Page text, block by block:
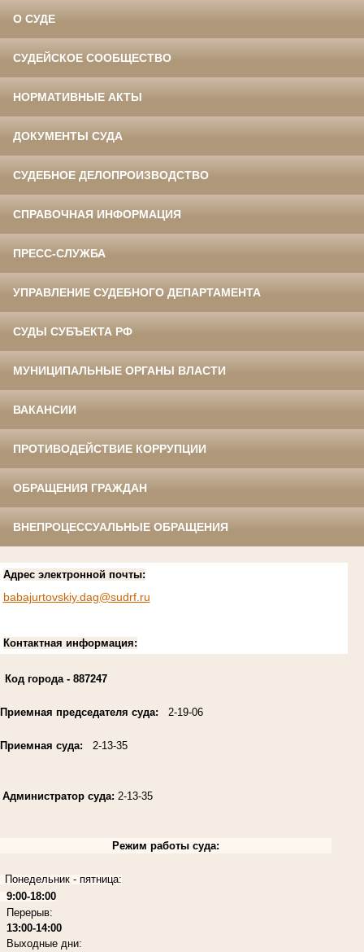
О СУДЕ
СУДЕЙСКОЕ СООБЩЕСТВО
НОРМАТИВНЫЕ АКТЫ
ДОКУМЕНТЫ СУДА
СУДЕБНОЕ ДЕЛОПРОИЗВОДСТВО
СПРАВОЧНАЯ ИНФОРМАЦИЯ
ПРЕСС-СЛУЖБА
УПРАВЛЕНИЕ СУДЕБНОГО ДЕПАРТАМЕНТА
СУДЫ СУБЪЕКТА РФ
МУНИЦИПАЛЬНЫЕ ОРГАНЫ ВЛАСТИ
ВАКАНСИИ
ПРОТИВОДЕЙСТВИЕ КОРРУПЦИИ
ОБРАЩЕНИЯ ГРАЖДАН
ВНЕПРОЦЕССУАЛЬНЫЕ ОБРАЩЕНИЯ
Адрес электронной почты:
babajurtovskiy.dag@sudrf.ru
Контактная информация:
Код города- 887247
Приемная председателя суда: 2-19-06
Приемная суда: 2-13-35
Администратор суда: 2-13-35
Режим работы суда:
Понедельник - пятница:
9:00-18:00
Перерыв:
13:00-14:00
Выходные дни: